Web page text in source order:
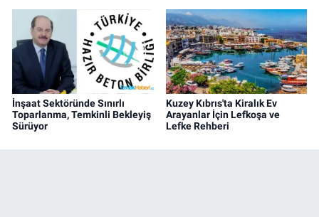
İnşaat Sektöründe Sınırlı
Toparlanma, Temkinli Bekleyiş
Sürüyor
Kuzey Kıbrıs'ta Kiralık Ev
Arayanlar İçin Lefkoşa ve
Lefke Rehberi